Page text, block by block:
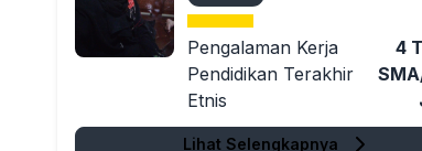
Pengalaman Kerja 4
Pendidikan Terakhir
Etnis
Lihat Selengkapnya